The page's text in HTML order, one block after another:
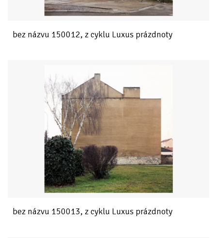
bez názvu 150012, z cyklu Luxus prázdnoty
bez názvu 150013, z cyklu Luxus prázdnoty